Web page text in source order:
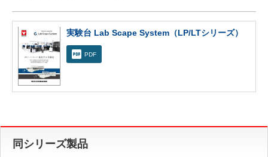
実験台 Lab Scape System（LP/LTシリーズ）
PDF
同シリーズ製品